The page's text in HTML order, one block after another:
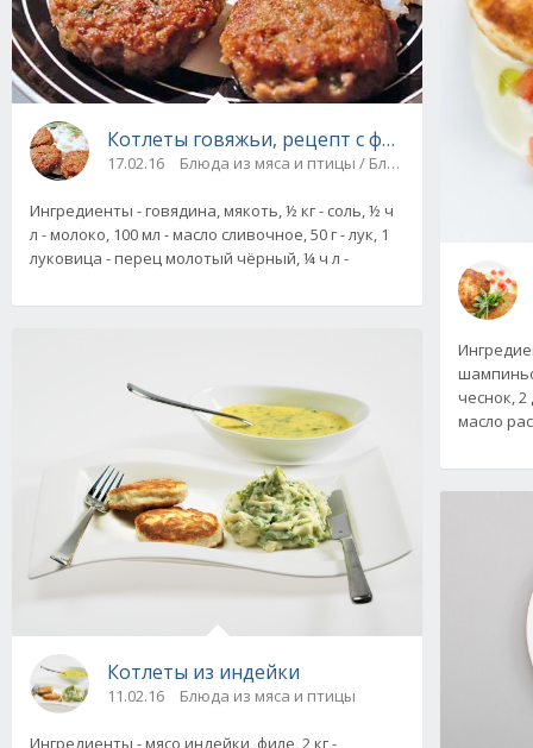
Котлеты говяжьи, рецепт с фото
17.02.16 Блюда из мяса и птицы / Блюда из фарша
Ингредиенты - говядина, мякоть, ½ кг - соль, ½ ч
л - молоко, 100 мл - масло сливочное, 50 г - лук, 1
луковица - перец молотый чёрный, ¼ ч л -
Котлеты из индейки
11.02.16 Блюда из мяса и птицы
Ингредиенты - мясо индейки, филе, 2 кг -
чеснок,
масло